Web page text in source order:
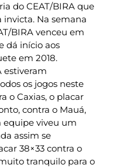
do CEAT/BIRA que
Na semana
BIRA venceu em
dá início aos
em 2018.
estiveram
os jogos neste
o Caxias, o placar
contra o Mauá,
equipe viveu um
assim se
38×33 contra o
tranquilo para o